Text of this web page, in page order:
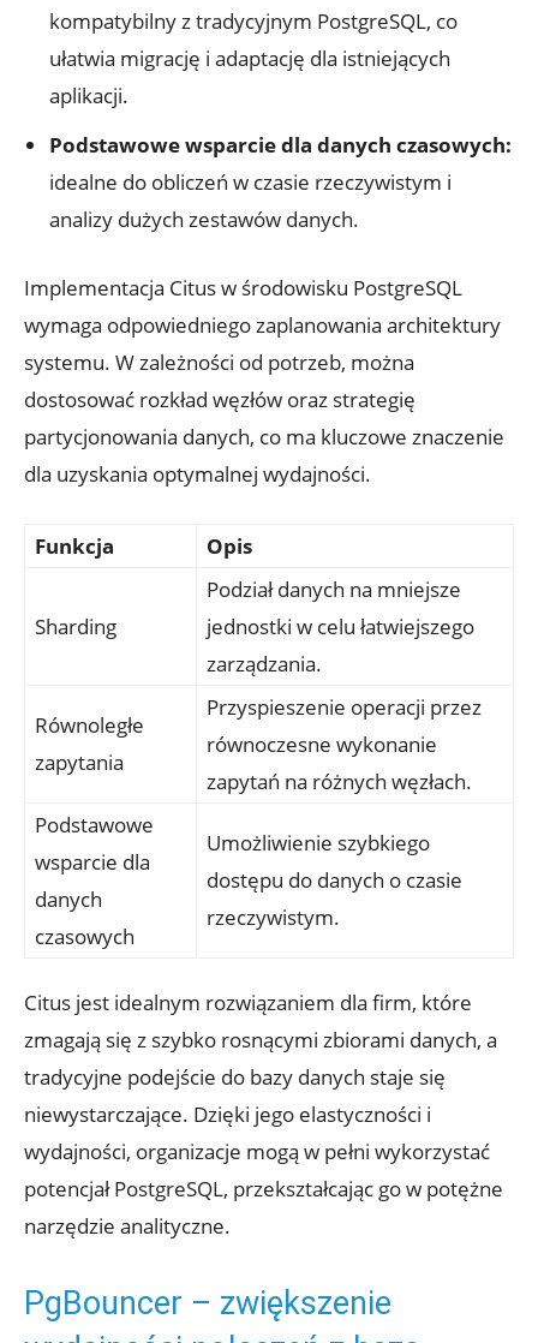
kompatybilny z tradycyjnym PostgreSQL,​ co
ułatwia ⁤migrację i adaptację dla istniejących
aplikacji.
Podstawowe ⁢wsparcie dla danych czasowych:
idealne do obliczeń w czasie rzeczywistym i⁢
analizy dużych zestawów danych.
Implementacja Citus w środowisku PostgreSQL
wymaga odpowiedniego​ zaplanowania architektury
systemu. ​W zależności od potrzeb, można
‍dostosować⁣ rozkład‍ węzłów oraz strategię
partycjonowania danych,⁣ co ⁢ma kluczowe znaczenie
dla uzyskania optymalnej​ wydajności.
Funkcja Opis
Sharding
Podział ⁢danych na mniejsze
⁢jednostki ‍w celu łatwiejszego
zarządzania.
Równoległe
zapytania
Przyspieszenie operacji przez
równoczesne wykonanie ​
zapytań ⁤na różnych węzłach.
Podstawowe
wsparcie dla
danych
‍czasowych
Umożliwienie szybkiego
dostępu do danych o czasie
rzeczywistym.
Citus jest idealnym rozwiązaniem ‍dla firm, które⁢
zmagają się z szybko‍ rosnącymi zbiorami ‍danych, a
tradycyjne podejście do bazy danych ⁤staje się
‍niewystarczające. Dzięki jego elastyczności i
wydajności, organizacje mogą⁢ w pełni wykorzystać ​
potencjał ‌PostgreSQL, przekształcając go w potężne
narzędzie analityczne.
PgBouncer – zwiększenie